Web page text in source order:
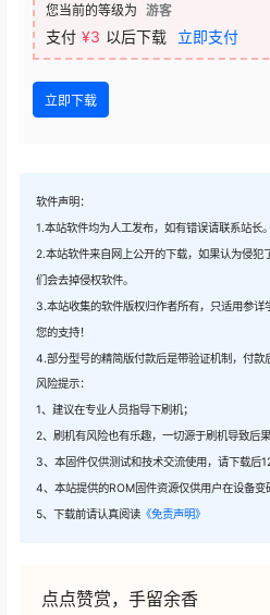
您当前的等级为 游客
支付 ¥3 以后下载 立即支付
立即下载
软件声明：
1.本站软件均为人工发布，如有错误请联系站长。
2.本站软件来自网上公开的下载，如果认为侵犯
们会去掉侵权软件。
3.本站收集的软件版权归作者所有，只适用参
您的支持！
4.部分型号的精简版付款后是带验证机制，付款
风险提示：
1、建议在专业人员指导下刷机；
2、刷机有风险也有乐趣，一切源于刷机导致后
3、本固件仅供测试和技术交流使用，请下载后
4、本站提供的ROM固件资源仅供用户在设备变
5、下载前请认真阅读 《免责声明》
点点赞赏，手留余香